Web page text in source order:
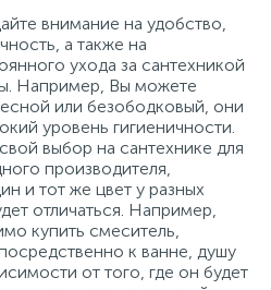
внимание на удобство,
а также на
ухода за сантехникой
Например, Вы можете
или безободковый, они
уровень гигиеничности.
выбор на сантехнике для
производителя,
и тот же цвет у разных
отличаться. Например,
купить смеситель,
к ванне, душу
от того, где он будет